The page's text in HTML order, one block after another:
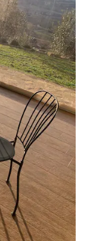
місцем. Ідеально
пішоходів,
шукає